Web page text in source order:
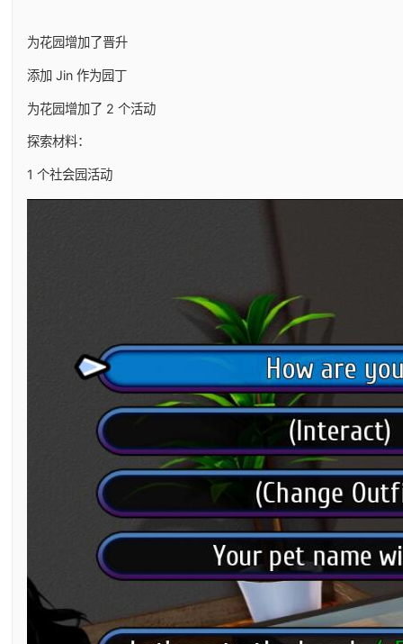
为花园增加了晋升
添加 Jin 作为园丁
为花园增加了 2 个活动
探索材料：
1 个社会园活动